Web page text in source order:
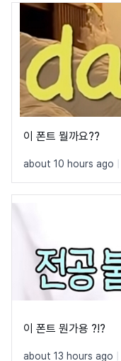
이 폰트 뭘까요??
about 10 hours ago
이 폰트 뭔가용 ?!?
about 13 hours ago